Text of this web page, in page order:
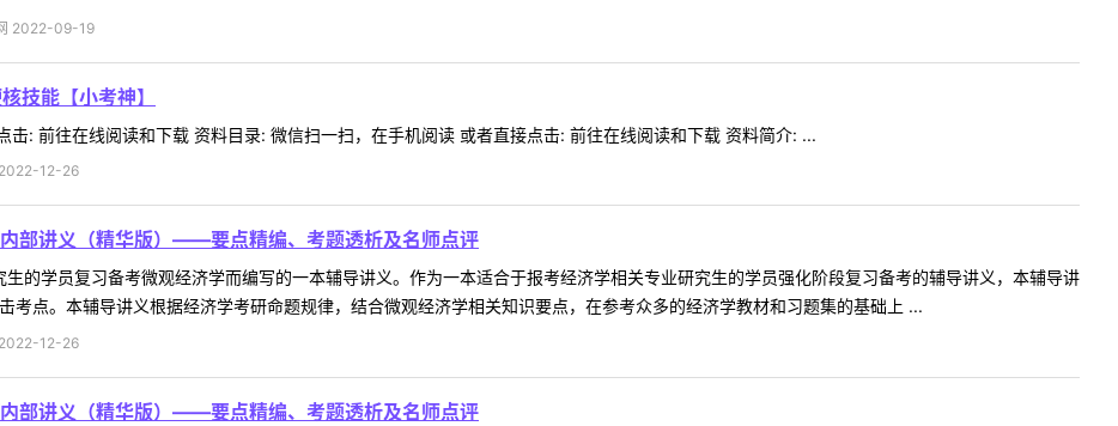
2022-09-19
技能【小考神】
击: 前往在线阅读和下载 资料目录: 微信扫一扫，在手机阅读 或者直接点击: 前往在线阅读和下载 资料简介: ...
12-26
部讲义（精华版）——要点精编、考题透析及名师点评
的学员复习备考微观经济学而编写的一本辅导讲义。作为一本适合于报考经济学相关专业研究生的学员强化阶段复习备考的辅导讲义，本辅导讲
考点。本辅导讲义根据经济学考研命题规律，结合微观经济学相关知识要点，在参考众多的经济学教材和习题集的基础上 ...
12-26
部讲义（精华版）——要点精编、考题透析及名师点评